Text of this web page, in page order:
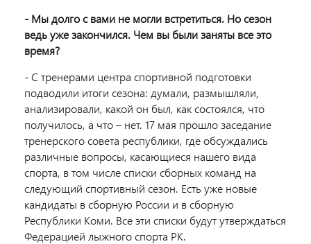
- Мы долго с вами не могли встретиться. Но сезон
ведь уже закончился. Чем вы были заняты все это
время?
- С тренерами центра спортивной подготовки
подводили итоги сезона: думали, размышляли,
анализировали, какой он был, как состоялся, что
получилось, а что – нет. 17 мая прошло заседание
тренерского совета республики, где обсуждались
различные вопросы, касающиеся нашего вида
спорта, в том числе списки сборных команд на
следующий спортивный сезон. Есть уже новые
кандидаты в сборную России и в сборную
Республики Коми. Все эти списки будут утверждаться
Федерацией лыжного спорта РК.